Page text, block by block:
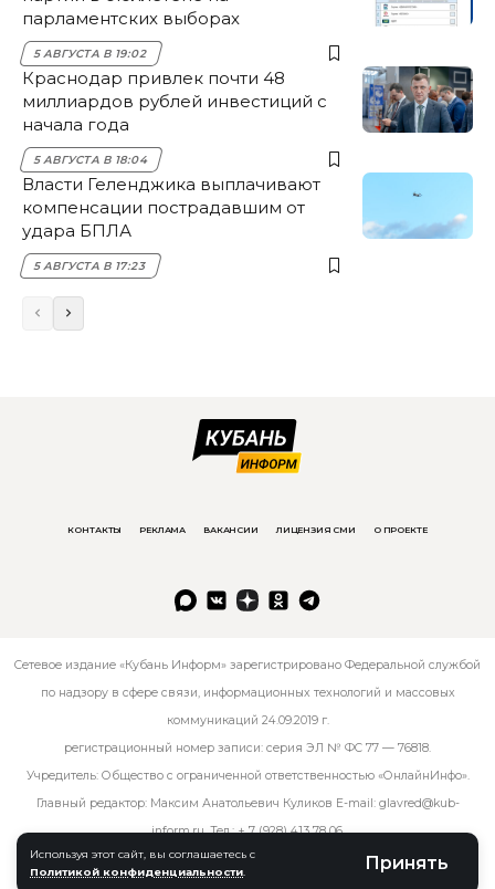
Используя этот сайт, вы соглашаетесь с
Политикой конфиденциальности
Принять
парламентских выборах
5 АВГУСТА В 19:02
Краснодар привлек почти 48
миллиардов рублей инвестиций с
начала года
5 АВГУСТА В 18:04
Власти Геленджика выплачивают
компенсации пострадавшим от
удара БПЛА
5 АВГУСТА В 17:23
КОНТАКТЫ РЕКЛАМА ВАКАНСИИ ЛИЦЕНЗИЯ СМИ О ПРОЕКТЕ
Сетевое издание «Кубань Информ» зарегистрировано Федеральной службой
по надзору в сфере связи, информационных технологий и массовых
коммуникаций 24.09.2019 г.
регистрационный номер записи: серия ЭЛ № ФС 77 — 76818.
Учредитель: Общество с ограниченной ответственностью «ОнлайнИнфо».
Главный редактор: Максим Анатольевич Куликов E-mail: glavred@kub-
inform.ru. Тел.:+ 7 (928) 413 78 06.
© kub-inform 2026